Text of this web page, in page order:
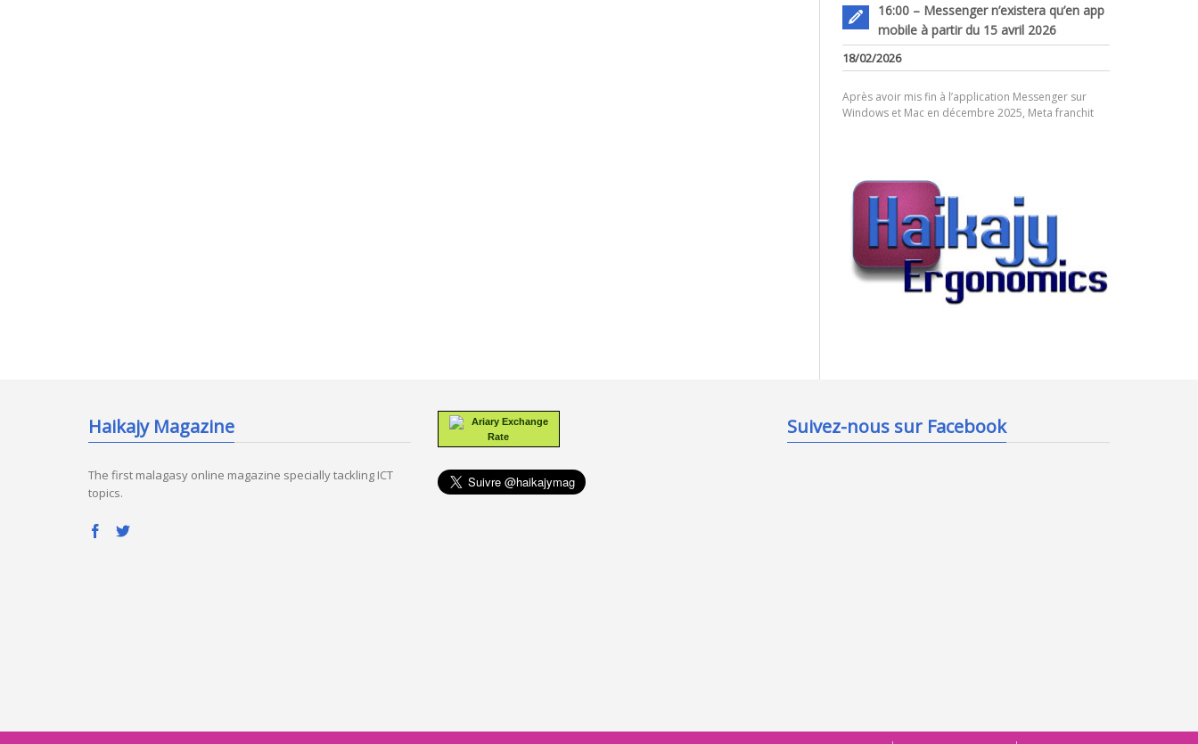
16:00 – Messenger n’existera qu’en app
mobile à partir du 15 avril 2026
18/02/2026
Après avoir mis fin à l’application Messenger sur
Windows et Mac en décembre 2025, Meta franchit
Haikajy Magazine
The first malagasy online magazine specially tackling ICT
topics.
Ariary Exchange
Rate
Suivez-nous sur Facebook